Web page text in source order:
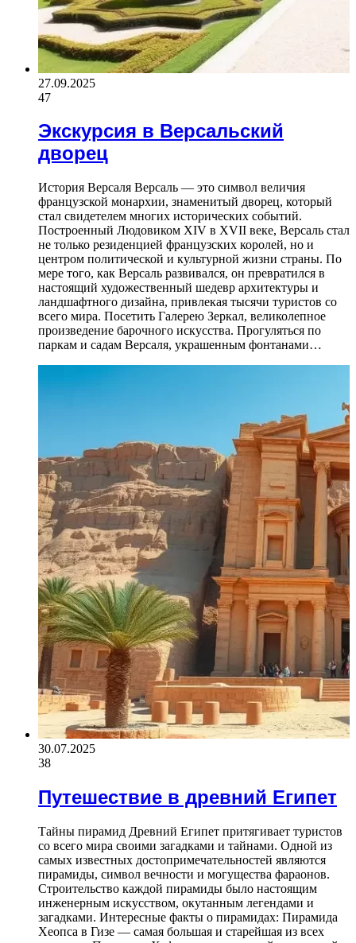
27.09.2025
47
Экскурсия в Версальский
дворец
История Версаля Версаль — это символ величия
французской монархии, знаменитый дворец, который
стал свидетелем многих исторических событий.
Построенный Людовиком XIV в XVII веке, Версаль стал
не только резиденцией французских королей, но и
центром политической и культурной жизни страны. По
мере того, как Версаль развивался, он превратился в
настоящий художественный шедевр архитектуры и
ландшафтного дизайна, привлекая тысячи туристов со
всего мира. Посетить Галерею Зеркал, великолепное
произведение барочного искусства. Прогуляться по
паркам и садам Версаля, украшенным фонтанами…
30.07.2025
38
Путешествие в древний Египет
Тайны пирамид Древний Египет притягивает туристов
со всего мира своими загадками и тайнами. Одной из
самых известных достопримечательностей являются
пирамиды, символ вечности и могущества фараонов.
Строительство каждой пирамиды было настоящим
инженерным искусством, окутанным легендами и
загадками. Интересные факты о пирамидах: Пирамида
Хеопса в Гизе — самая большая и старейшая из всех